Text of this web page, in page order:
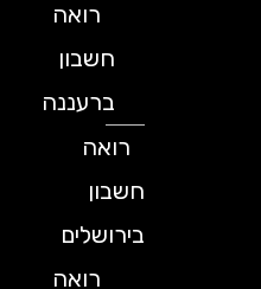
רואה
חשבון
ברעננה
רואה
חשבון
בירושלים
רואה